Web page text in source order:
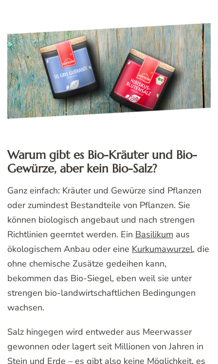
Warum gibt es Bio-Kräuter und Bio-
Gewürze, aber kein Bio-Salz?
Ganz einfach: Kräuter und Gewürze sind Pflanzen
oder zumindest Bestandteile von Pflanzen. Sie
können biologisch angebaut und nach strengen
Richtlinien geerntet werden. Ein Basilikum aus
ökologischem Anbau oder eine Kurkumawurzel, die
ohne chemische Zusätze gedeihen kann,
bekommen das Bio-Siegel, eben weil sie unter
strengen bio-landwirtschaftlichen Bedingungen
wachsen.
Salz hingegen wird entweder aus Meerwasser
gewonnen oder lagert seit Millionen von Jahren in
Stein und Erde – es gibt also keine Möglichkeit, es